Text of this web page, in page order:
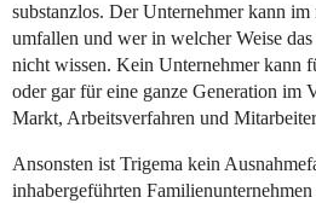
substanzlos. Der Unternehmer kann
umfallen und wer in welcher Weise
nicht wissen. Kein Unternehmer kann
oder gar für eine ganze Generation im
Markt, Arbeitsverfahren und
Ansonsten ist Trigema kein
inhabergeführten